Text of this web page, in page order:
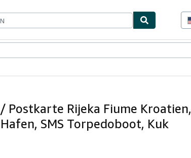
Postkarte Rijeka Fiume Kroatien,
SMS Torpedoboot, Kuk